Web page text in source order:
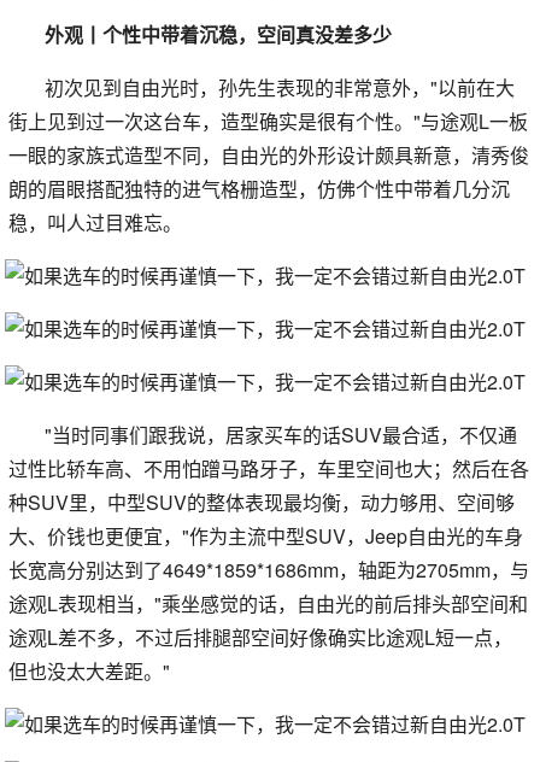
外观丨个性中带着沉稳，空间真没差多少
初次见到自由光时，孙先生表现的非常意外，"以前在大
街上见到过一次这台车，造型确实是很有个性。"与途观L一板
一眼的家族式造型不同，自由光的外形设计颇具新意，清秀俊
朗的眉眼搭配独特的进气格栅造型，仿佛个性中带着几分沉
稳，叫人过目难忘。
"当时同事们跟我说，居家买车的话SUV最合适，不仅通
过性比轿车高、不用怕蹭马路牙子，车里空间也大；然后在各
种SUV里，中型SUV的整体表现最均衡，动力够用、空间够
大、价钱也更便宜，"作为主流中型SUV，Jeep自由光的车身
长宽高分别达到了4649*1859*1686mm，轴距为2705mm，与
途观L表现相当，"乘坐感觉的话，自由光的前后排头部空间和
途观L差不多，不过后排腿部空间好像确实比途观L短一点，
但也没太大差距。"